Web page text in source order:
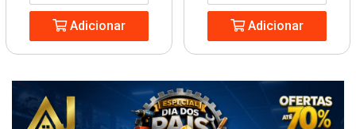
Adicionar Adicionar